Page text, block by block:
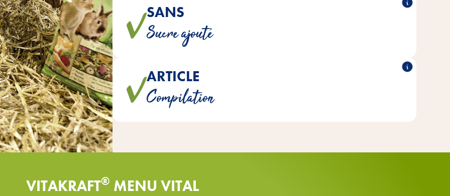
SANS
Sucre ajouté
Afin de garantir une alimentation proche de la nature, aucun sucre n'est ajouté aux
ARTICLE
Compilation
Tous les mélanges sont parfaitement adaptés aux besoins individuels de chaque espèce
VITAKRAFT® MENU VITAL